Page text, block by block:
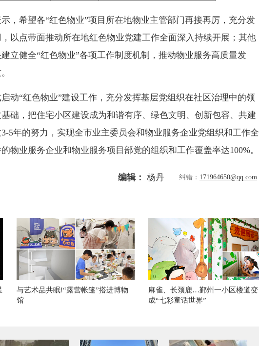
，希望各“红色物业”项目所在地物业主管部门再接再厉，充分发
以点带面推动所在地红色物业党建工作全面深入持续开展；其他
立健全“红色物业”各项工作制度机制，推动物业服务高质量发
动“红色物业”建设工作，充分发挥基层党组织在社区治理中的领
础，把住宅小区建设成为和谐有序、绿色文明、创新包容、共建
5年的努力，实现全市业主委员会和物业服务企业党组织和工作全
物业服务企业和物业服务项目部党的组织和工作覆盖率达100%。
编辑： 杨丹 纠错： 171964650@qq.com
与艺术品共眠!“露营帐篷”搭进博物
馆
麻雀、长颈鹿…鄞州一小区楼道变
成“七彩童话世界”